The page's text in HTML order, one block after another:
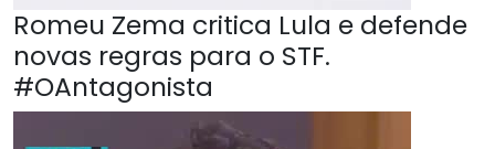
Romeu Zema critica Lula e defende
novas regras para o STF.
#OAntagonista